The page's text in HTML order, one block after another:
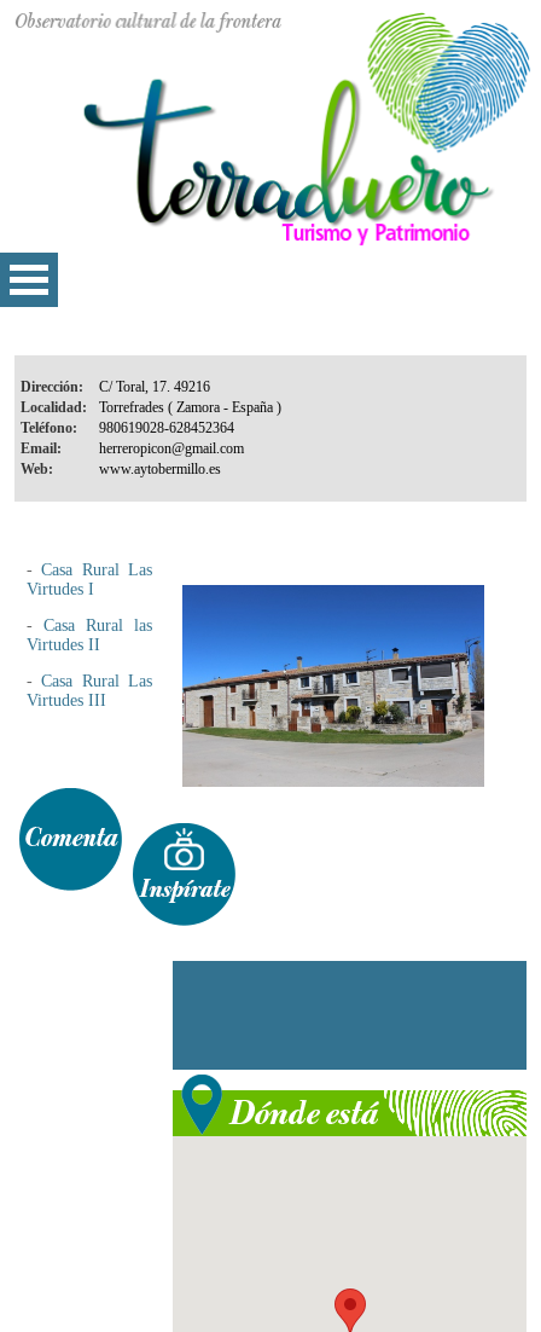
Dirección:
Localidad:
Teléfono:
Email:
Web:
-Casa Rural Las
Virtudes I
- Casa Rural las
Virtudes II
-Casa Rural Las
Virtudes III